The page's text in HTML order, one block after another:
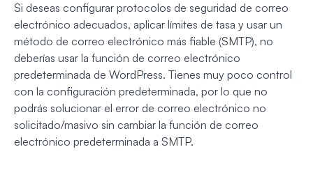
Si deseas configurar protocolos de seguridad de correo
electrónico adecuados, aplicar límites de tasa y usar un
método de correo electrónico más fiable (SMTP), no
deberías usar la función de correo electrónico
predeterminada de WordPress. Tienes muy poco control
con la configuración predeterminada, por lo que no
podrás solucionar el error de correo electrónico no
solicitado/masivo sin cambiar la función de correo
electrónico predeterminada a SMTP.